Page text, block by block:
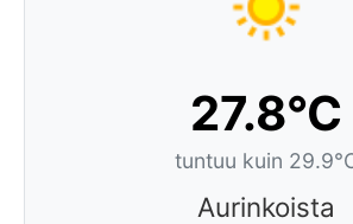
27.8°C
tuntuu kuin
Aurinkoista